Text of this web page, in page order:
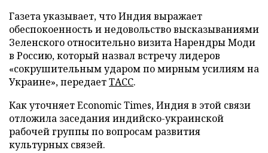
Газета указывает, что Индия выражает
обеспокоенность и недовольство высказываниями
Зеленского относительно визита Нарендры Моди
в Россию, который назвал встречу лидеров
«сокрушительным ударом по мирным усилиям на
Украине», передаетТАСС.
Как уточняет Economic Times, Индия в этой связи
отложила заседания индийско-украинской
рабочей группы по вопросам развития
культурных связей.